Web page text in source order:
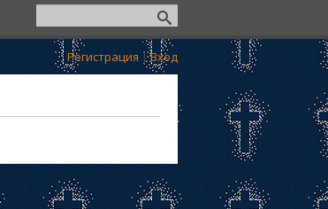
Регистрация|Вход